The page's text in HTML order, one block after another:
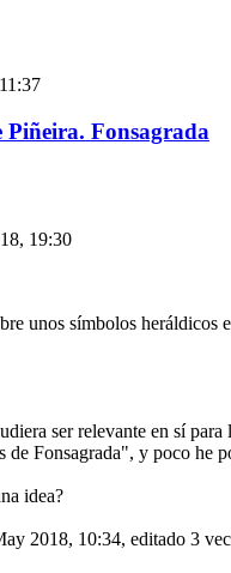
Fonsagrada
19:30
unos símbolos
ser relevante en sí
Fonsagrada", y poco he
idea?
2018, 10:34, editado 3